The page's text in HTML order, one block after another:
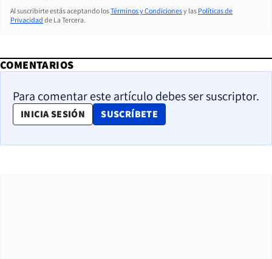
Al suscribirte estás aceptando losTérminos y Condicionesy las Políticas de
Privacidad de La Tercera.
COMENTARIOS
Para comentar este artículo debes ser suscriptor.
INICIA SESIÓN SUSCRÍBETE
OPENS IN NEW WINDOW